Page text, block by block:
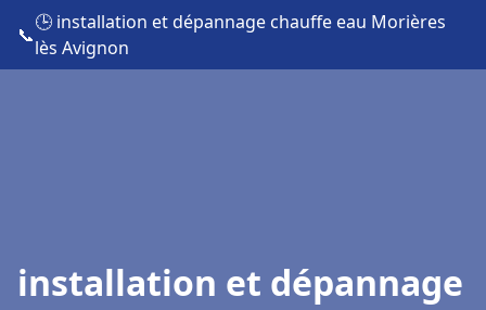
📞
🕒 installation et dépannage chauffe eau Morières
lès Avignon
installation et dépannage